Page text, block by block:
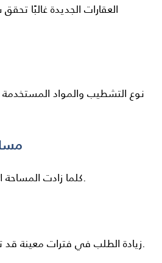
العقارات الجديدة غالبًا
نوع التشطيب والمواد
كلما زادت المساحة ارتفعت القيمة السوقية.
زيادة الطلب في فترات معينة قد تؤدي إلى ارتفاع الأسعار.